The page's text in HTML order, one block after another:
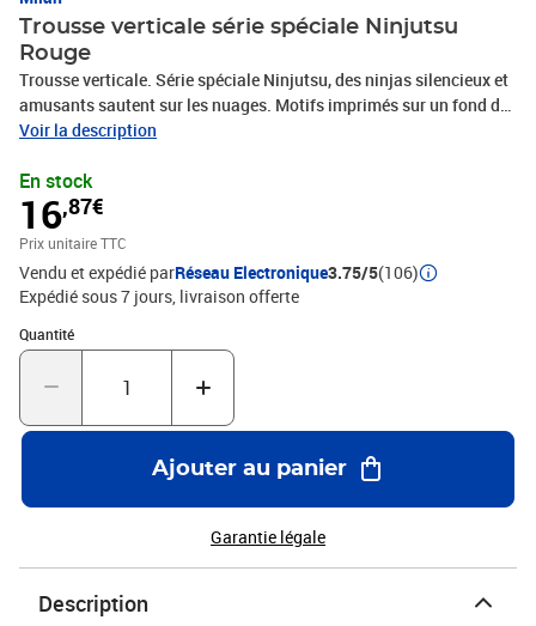
Trousse verticale série spéciale Ninjutsu
Rouge
Trousse verticale. Série spéciale Ninjutsu, des ninjas silencieux et
amusants sautent sur les nuages. Motifs imprimés sur un fond de
couleur rouge avec des nuages couleur crème et des détails bleu
dessins de petites étoiles shuriken. Composition du tissu :
extérieur et doublure intérieure en polyester. Dimensions : 21 x
11,5 x 8 cm.
Voir la description
En stock
16,87€
Prix unitaire TTC
Vendu et expédié parRéseau Electronique3.75/5(106)
Expédié sous 7 jours livraison offerte
Quantité
Quantité : 1
Ajouter au panier
Garantie légale
Description